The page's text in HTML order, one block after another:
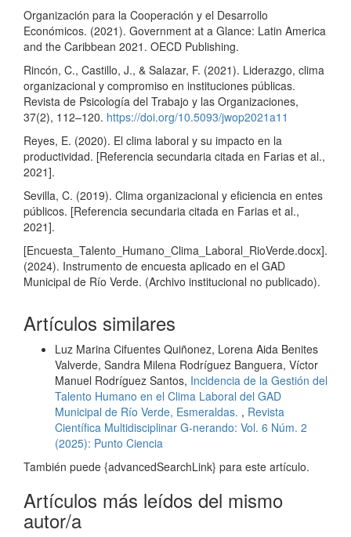
Organización para la Cooperación y el Desarrollo
Económicos. (2021). Government at a Glance: Latin America
and the Caribbean 2021. OECD Publishing.
Rincón, C., Castillo, J., & Salazar, F. (2021). Liderazgo, clima
organizacional y compromiso en instituciones públicas.
Revista de Psicología del Trabajo y las Organizaciones,
37(2), 112–120. https://doi.org/10.5093/jwop2021a11
Reyes, E. (2020). El clima laboral y su impacto en la
productividad. [Referencia secundaria citada en Farias et al.,
2021].
Sevilla, C. (2019). Clima organizacional y eficiencia en entes
públicos. [Referencia secundaria citada en Farias et al.,
2021].
[Encuesta_Talento_Humano_Clima_Laboral_RioVerde.docx].
(2024). Instrumento de encuesta aplicado en el GAD
Municipal de Río Verde. (Archivo institucional no publicado).
Artículos similares
Luz Marina Cifuentes Quiñonez, Lorena Aida Benites
Valverde, Sandra Milena Rodríguez Banguera, Víctor
Manuel Rodríguez Santos, Incidencia de la Gestión del
Talento Humano en el Clima Laboral del GAD
Municipal de Río Verde, Esmeraldas. , Revista
Científica Multidisciplinar G-nerando: Vol. 6 Núm. 2
(2025): Punto Ciencia
También puede {advancedSearchLink} para este artículo.
Artículos más leídos del mismo
autor/a